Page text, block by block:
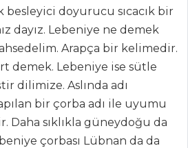
besleyici doyurucu sıcacık bir
dayız. Lebeniye ne demek
Arapça bir kelimedir.
demek. Lebeniye ise sütle
dilimize. Aslında adı
bir çorba adı ile uyumu
Daha sıklıkla güneydoğu da
çorbası Lübnan da da